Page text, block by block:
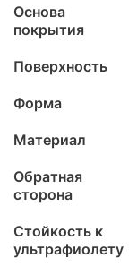
Основа
покрытия
Поверхность
Форма
Материал
Обратная
сторона
Стойкость к
ультрафиолету